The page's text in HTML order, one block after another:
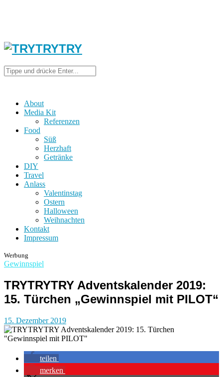
About
Media Kit
Referenzen
Food
Süß
Herzhaft
Getränke
DIY
Travel
Anlass
Valentinstag
Ostern
Halloween
Weihnachten
Kontakt
Impressum
Werbung
Gewinnspiel
TRYTRYTRY Adventskalender 2019:
15. Türchen „Gewinnspiel mit PILOT“
15. Dezember 2019
teilen
merken